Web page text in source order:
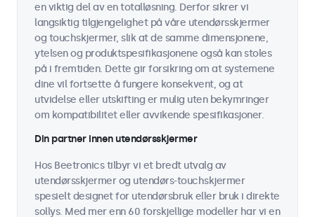
en viktig del av en totalløsning. Derfor sikrer vi
langsiktig tilgjengelighet på våre utendørsskjermer
og touchskjermer, slik at de samme dimensjonene,
ytelsen og produktspesifikasjonene også kan stoles
på i fremtiden. Dette gir forsikring om at systemene
dine vil fortsette å fungere konsekvent, og at
utvidelse eller utskifting er mulig uten bekymringer
om kompatibilitet eller avvikende spesifikasjoner.
Din partner innen utendørsskjermer
Hos Beetronics tilbyr vi et bredt utvalg av
utendørsskjermer og utendørs-touchskjermer
spesielt designet for utendørsbruk eller bruk i direkte
sollys. Med mer enn 60 forskjellige modeller har vi en